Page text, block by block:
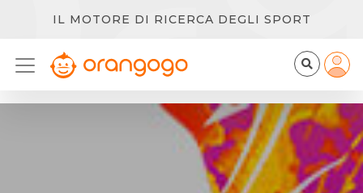
IL MOTORE DI RICERCA DEGLI SPORT